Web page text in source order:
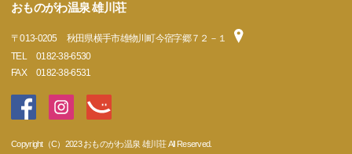
おものがわ温泉 雄川荘
〒013-0205
秋田県横手市雄物川町今宿字郷７２－１
TEL
0182-38-6530
FAX
0182-38-6531
Copyright（C）2023 おものがわ温泉 雄川荘 All Reserved.